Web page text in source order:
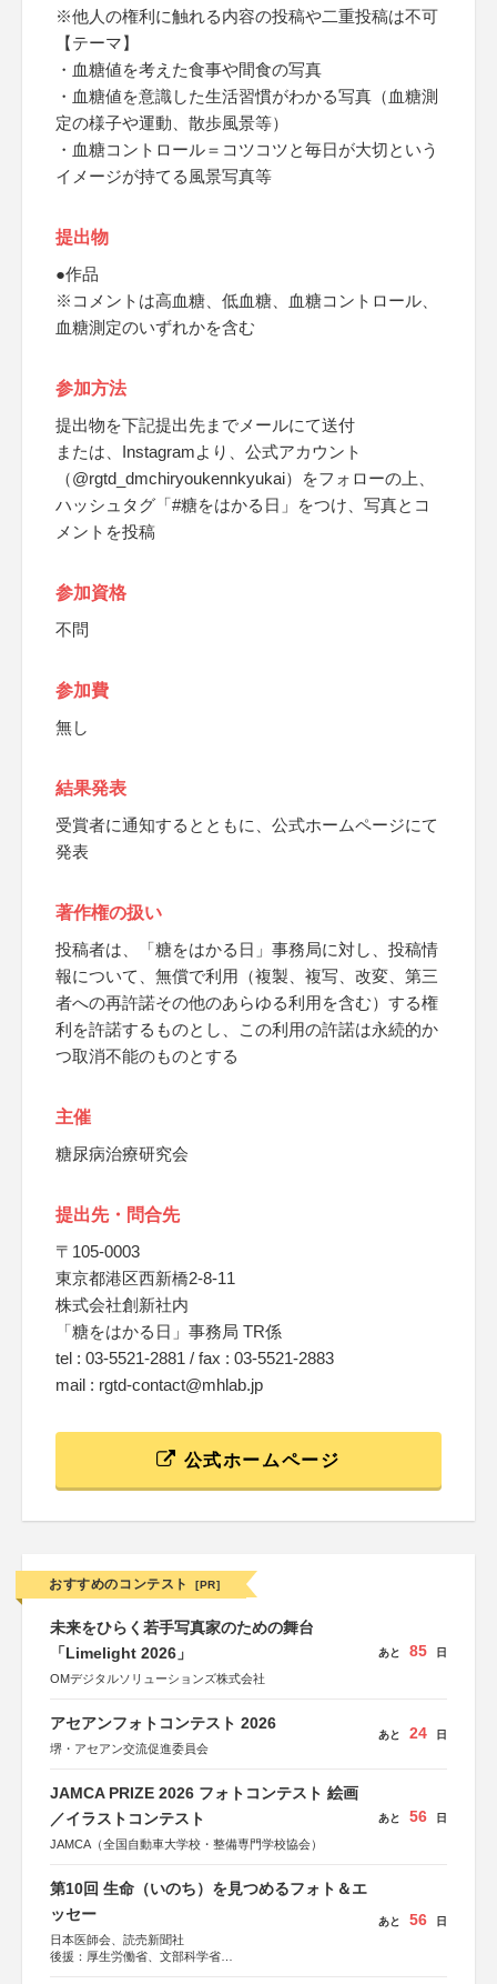
※他人の権利に触れる内容の投稿や二重投稿は不可
【テーマ】
・血糖値を考えた食事や間食の写真
・血糖値を意識した生活習慣がわかる写真（血糖測
定の様子や運動、散歩風景等）
・血糖コントロール＝コツコツと毎日が大切という
イメージが持てる風景写真等
提出物
●作品
※コメントは高血糖、低血糖、血糖コントロール、
血糖測定のいずれかを含む
参加方法
提出物を下記提出先までメールにて送付
または、Instagramより、公式アカウント
（@rgtd_dmchiryoukennkyukai）をフォローの上、
ハッシュタグ「#糖をはかる日」をつけ、写真とコ
メントを投稿
参加資格
不問
参加費
無し
結果発表
受賞者に通知するとともに、公式ホームページにて
発表
著作権の扱い
投稿者は、「糖をはかる日」事務局に対し、投稿情
報について、無償で利用（複製、複写、改変、第三
者への再許諾その他のあらゆる利用を含む）する権
利を許諾するものとし、この利用の許諾は永続的か
つ取消不能のものとする
主催
糖尿病治療研究会
提出先・問合先
〒105-0003
東京都港区西新橋2-8-11
株式会社創新社内
「糖をはかる日」事務局 TR係
tel : 03-5521-2881 / fax : 03-5521-2883
mail : rgtd-contact@mhlab.jp
公式ホームページ
おすすめのコンテスト [PR]
未来をひらく若手写真家のための舞台
「Limelight 2026」
OMデジタルソリューションズ株式会社
あと 85 日
アセアンフォトコンテスト 2026
堺・アセアン交流促進委員会
あと 24 日
JAMCA PRIZE 2026 フォトコンテスト 絵画
／イラストコンテスト
JAMCA（全国自動車大学校・整備専門学校協会）
あと 56 日
第10回 生命（いのち）を見つめるフォト＆エ
ッセー
日本医師会、読売新聞社
後援：厚生労働省、文部科学省
あと 56 日